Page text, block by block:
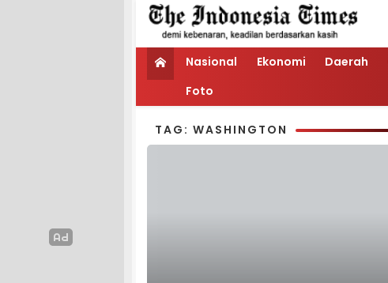
Nasional Ekonomi Daerah
Foto
TAG: WASHINGTON